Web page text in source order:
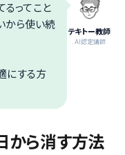
テキトー教師
.AI認定講師
ってこと
から使い続
にする方
から消す方法